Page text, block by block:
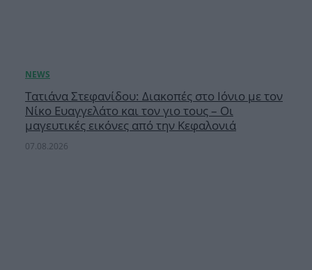
Τατιάνα Στεφανίδου: Διακοπές στο Ιόνιο με τον
Νίκο Ευαγγελάτο και τον γιο τους – Οι
μαγευτικές εικόνες από την Κεφαλονιά
07.08.2026